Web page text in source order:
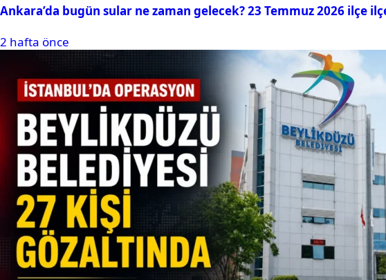
Ankara’da bugün sular ne zaman gelecek? 23 Temmuz 2026 ilçe
2 hafta önce